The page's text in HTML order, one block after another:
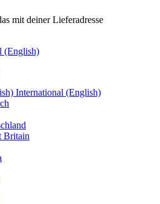
mit deiner Lieferadresse
(English)
International (English)
Britain